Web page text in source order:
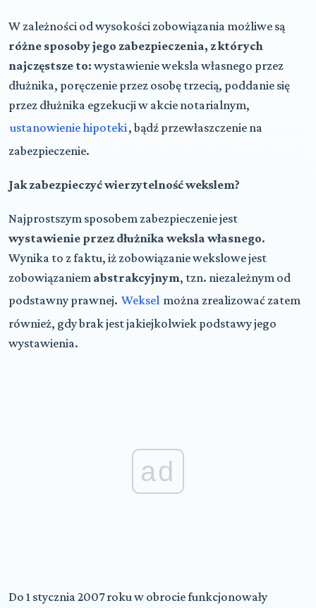
W zależności od wysokości zobowiązania możliwe są
różne sposoby jego zabezpieczenia, z których
najczęstsze to: wystawienie weksla własnego przez
dłużnika, poręczenie przez osobę trzecią, poddanie się
przez dłużnika egzekucji w akcie notarialnym,
ustanowienie hipoteki, bądź przewłaszczenie na
zabezpieczenie.
Jak zabezpieczyć wierzytelność wekslem?
Najprostszym sposobem zabezpieczenie jest
wystawienie przez dłużnika weksla własnego.
Wynika to z faktu, iż zobowiązanie wekslowe jest
zobowiązaniem abstrakcyjnym, tzn. niezależnym od
podstawny prawnej. Weksel można zrealizować zatem
również, gdy brak jest jakiejkolwiek podstawy jego
wystawienia.
ad
Do 1 stycznia 2007 roku w obrocie funkcjonowały